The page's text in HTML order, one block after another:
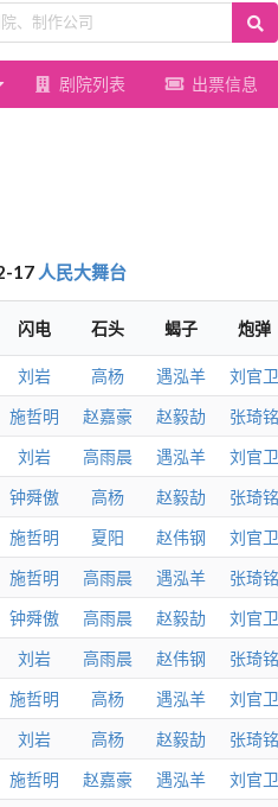
剧院列表 出票信息
17 人民大舞台
闪电 石头 蝎子 炮弹
刘岩 高杨 遇泓羊
刘官卫
施哲明 赵嘉豪 赵毅劼
张琦铭
刘岩 高雨晨 遇泓羊
刘官卫
钟舜傲 高杨 赵毅劼
张琦铭
施哲明 夏阳 赵伟钢
刘官卫
施哲明 高雨晨 遇泓羊
张琦铭
钟舜傲 高雨晨 赵毅劼
刘官卫
刘岩 高雨晨 赵伟钢
张琦铭
施哲明 高杨 遇泓羊
刘官卫
刘岩 高杨 赵毅劼
张琦铭
施哲明 赵嘉豪 遇泓羊
刘官卫